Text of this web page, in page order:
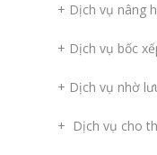
+ Dịch vụ nâng
+ Dịch vụ bốc
+ Dịch vụ nhờ
+ Dịch vụ cho